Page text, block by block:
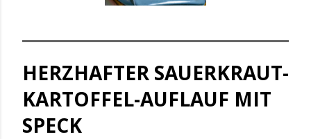
HERZHAFTER SAUERKRAUT-
KARTOFFEL-AUFLAUF MIT
SPECK